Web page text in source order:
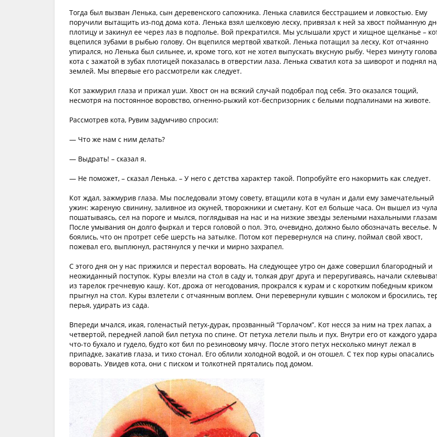
Тогда был вызван Ленька, сын деревенского сапожника. Ленька славился бесстрашием и ловкостью. Ему
поручили вытащить из-под дома кота. Ленька взял шелковую леску, привязал к ней за хвост пойманную
плотицу и закинул ее через лаз в подполье. Вой прекратился. Мы услышали хруст и хищное щелканье –
вцепился зубами в рыбью голову. Он вцепился мертвой хваткой. Ленька потащил за леску, Кот отчаянно
упирался, но Ленька был сильнее, и, кроме того, кот не хотел выпускать вкусную рыбу. Через минуту голова
кота с зажатой в зубах плотицей показалась в отверстии лаза. Ленька схватил кота за шиворот и поднял
землей. Мы впервые его рассмотрели как следует.
Кот зажмурил глаза и прижал уши. Хвост он на всякий случай подобрал под себя. Это оказался тощий,
несмотря на постоянное воровство, огненно-рыжий кот-беспризорник с белыми подпалинами на животе.
Рассмотрев кота, Рувим задумчиво спросил:
— Что же нам с ним делать?
— Выдрать! – сказал я.
— Не поможет, – сказал Ленька. – У него с детства характер такой. Попробуйте его накормить как следует.
Кот ждал, зажмурив глаза. Мы последовали этому совету, втащили кота в чулан и дали ему замечательный
ужин: жареную свинину, заливное из окуней, творожники и сметану. Кот ел больше часа. Он вышел из
пошатываясь, сел на пороге и мылся, поглядывая на нас и на низкие звезды зелеными нахальными
После умывания он долго фыркал и терся головой о пол. Это, очевидно, должно было обозначать веселье.
боялись, что он протрет себе шерсть на затылке. Потом кот перевернулся на спину, поймал свой хвост,
пожевал его, выплюнул, растянулся у печки и мирно захрапел.
С этого дня он у нас прижился и перестал воровать. На следующее утро он даже совершил благородный и
неожиданный поступок. Куры влезли на стол в саду и, толкая друг друга и переругиваясь, начали
из тарелок гречневую кашу. Кот, дрожа от негодования, прокрался к курам и с коротким победным криком
прыгнул на стол. Куры взлетели с отчаянным воплем. Они перевернули кувшин с молоком и бросились,
перья, удирать из сада.
Впереди мчался, икая, голенастый петух-дурак, прозванный “Горлачом”. Кот несся за ним на трех лапах, а
четвертой, передней лапой бил петуха по спине. От петуха летели пыль и пух. Внутри его от каждого удара
что-то бухало и гудело, будто кот бил по резиновому мячу. После этого петух несколько минут лежал в
припадке, закатив глаза, и тихо стонал. Его облили холодной водой, и он отошел. С тех пор куры опасались
воровать. Увидев кота, они с писком и толкотней прятались под домом.